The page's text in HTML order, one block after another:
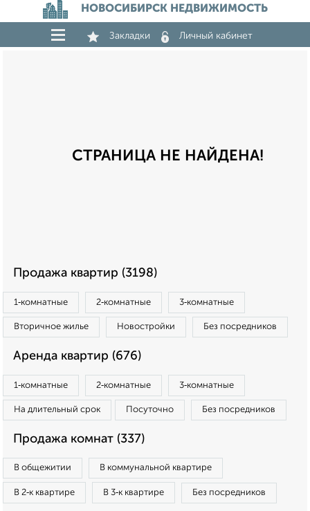
НОВОСИБИРСК НЕДВИЖИМОСТЬ
Закладки Личный кабинет
СТРАНИЦА НЕ НАЙДЕНА!
Продажа квартир (3198)
1‑комнатные 2‑комнатные 3‑комнатные
Вторичное жилье Новостройки Без посредников
Аренда квартир (676)
1‑комнатные 2‑комнатные 3‑комнатные
На длительный срок Посуточно Без посредников
Продажа комнат (337)
В общежитии В коммунальной квартире
В 2‑к квартире В 3‑к квартире Без посредников